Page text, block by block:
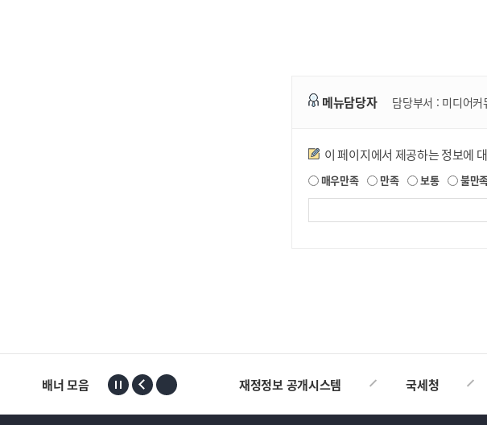
메뉴담당자 담당부서 : 미디어커
만족도조사
이 페이지에서 제공하는 정보에
매우만족 만족 보통 불만
배너 모음 재정정보 공개시스템 국세청